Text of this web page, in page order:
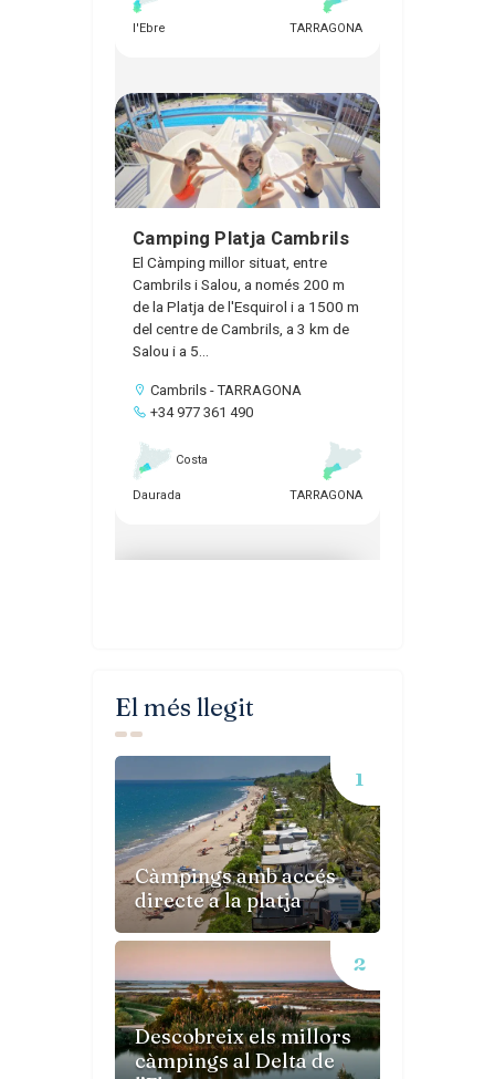
El més llegit
Càmpings amb accés
directe a la platja
Descobreix els millors
càmpings al Delta de